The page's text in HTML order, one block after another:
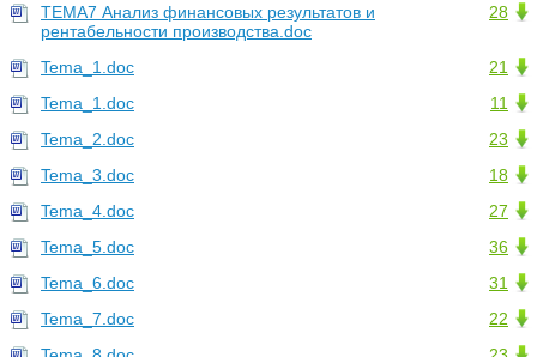
28
TEMA7 Анализ финансовых результатов и
рентабельности производства.doc
21
Tema_1.doc
11
Tema_1.doc
23
Tema_2.doc
18
Tema_3.doc
27
Tema_4.doc
36
Tema_5.doc
31
Tema_6.doc
22
Tema_7.doc